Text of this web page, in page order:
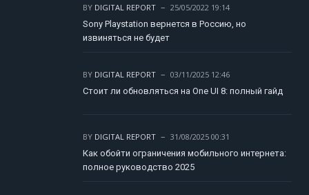
BY DIGITAL REPORT
25/05/2022 19:14
Sony Playstation вернется в Россию, но
извиняться не будет
BY DIGITAL REPORT
03/11/2025 12:46
Стоит ли обновляться на One UI 8: полный гайд
BY DIGITAL REPORT
31/08/2025 00:31
Как обойти ограничения мобильного интернета:
полное руководство 2025